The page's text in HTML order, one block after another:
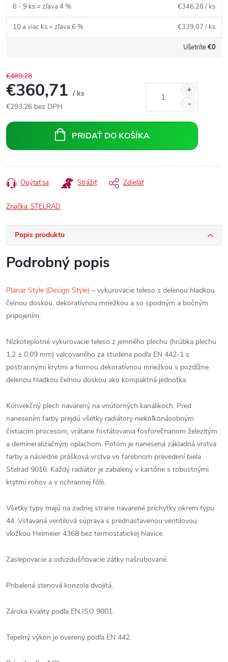
6 - 9 ks = zľava 4 % €346,28 / ks
10 a viac ks = zľava 6 % €339,07 / ks
Ušetríte€0
€489,28
€360,71 / ks
€293,26 bez DPH
cena:
PRIDAŤ DO KOŠÍKA
Opýtať sa Strážiť Zdieľať
Značka:STELRAD
Popis produktu
Podrobný popis
Planar Style (Design Style) – vykurovacie teleso s delenou hladkou
čelnou doskou, dekoratívnou mriežkou a so spodným a bočným
pripojením.
Nízkoteplotné vykurovacie teleso z jemného plechu (hrúbka plechu
1,2 ± 0,09 mm) valcovaného za studena podľa EN 442-1 s
postrannými krytmi a hornou dekoratívnou mriežkou s pozdĺžne
delenou hladkou čelnou doskou ako kompaktná jednotka.
Konvekčný plech navarený na vnútorných kanálikoch. Pred
nanesením farby prejdú všetky radiátory niekoľkonásobným
čistiacim procesom, vrátane fosfátovania fosforečnanom železitým
a demineralizačným oplachom. Potom je nanesená základná vrstva
farby a následne prášková vrstva vo farebnom prevedení biela
Stelrad 9016. Každý radiátor je zabalený v kartóne s robustnými
krytmi rohov a v ochrannej fólii.
Všetky typy majú na zadnej strane navarené príchytky okrem typu
44. Vstavaná ventilová súprava s prednastavenou ventilovou
vložkou Heimeier 4368 bez termostatickej hlavice.
Zaslepovacie a odvzdušňovacie zátky našrubované.
Pribalená stenová konzola dvojitá.
Záruka kvality podľa EN ISO 9001.
Tepelný výkon je overený podľa EN 442.